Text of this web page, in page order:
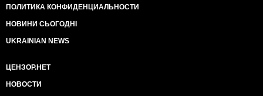
ПОЛИТИКА КОНФИДЕНЦИАЛЬНОСТИ
НОВИНИ СЬОГОДНІ
UKRAINIAN NEWS
ЦЕНЗОР.НЕТ
НОВОСТИ